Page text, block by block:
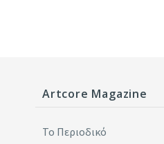
Artcore Magazine
Το Περιοδικό